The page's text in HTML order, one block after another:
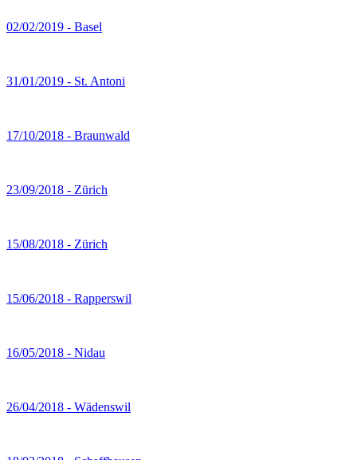
02/02/2019 - Basel
31/01/2019 - St. Antoni
17/10/2018 - Braunwald
23/09/2018 - Zürich
15/08/2018 - Zürich
15/06/2018 - Rapperswil
16/05/2018 - Nidau
26/04/2018 - Wädenswil